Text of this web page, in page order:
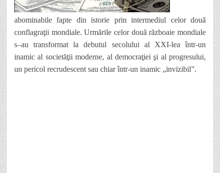
abominabile fapte din istorie prin intermediul celor două
conflagraţii mondiale. Urmările celor două războaie mondiale
s–au transformat la debutul secolului al XXI-lea într-un
inamic al societăţii moderne, al democraţiei şi al progresului,
un pericol recrudescent sau chiar într-un inamic „invizibil”.